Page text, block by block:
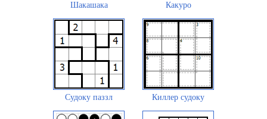
Шакашака Какуро
Судоку паззл Киллер судоку